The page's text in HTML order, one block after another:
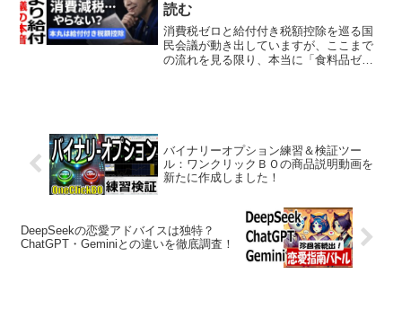
読む
消費税ゼロと給付付き税額控除を巡る国
民会議が動き出していますが、ここまで
の流れを見る限り、本当に「食料品ゼ
バイナリーオプション練習＆検証ツー
ル：ワンクリックＢＯの商品説明動画を
新たに作成しました！
DeepSeekの恋愛アドバイスは独特？
ChatGPT・Geminiとの違いを徹底調査！